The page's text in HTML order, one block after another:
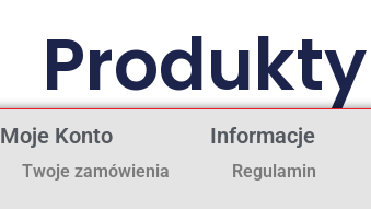
Moje Konto
Twoje zamówienia
Informacje
Regulamin